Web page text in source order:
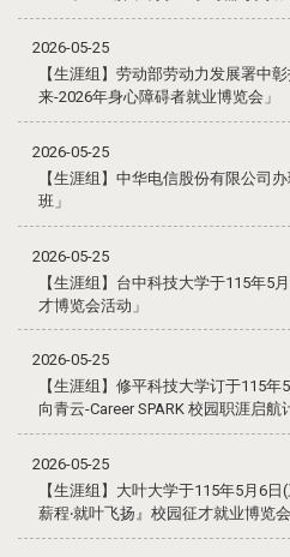
2026-05-25
【生涯组】劳动部劳动力发展署中
来-2026年身心障碍者就业博览会」
2026-05-25
【生涯组】中华电信股份有限公司
班」
2026-05-25
【生涯组】台中科技大学于115年5
才博览会活动」
2026-05-25
【生涯组】修平科技大学订于115年
向青云-Career SPARK 校园职涯启航
2026-05-25
【生涯组】大叶大学于115年5月6
薪程‧就叶飞扬』校园征才就业博览会